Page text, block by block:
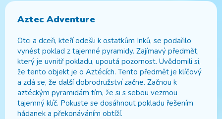
Aztec Adventure
Otci a dceři, kteří odešli k ostatkům Inků, se podařilo
vynést poklad z tajemné pyramidy. Zajímavý předmět,
který je uvnitř pokladu, upoutá pozornost. Uvědomili si,
že tento objekt je o Aztécích. Tento předmět je klíčový
a zdá se, že další dobrodružství začne. Začnou k
aztéckým pyramidám tím, že si s sebou vezmou
tajemný klíč. Pokuste se dosáhnout pokladu řešením
hádanek a překonáváním obtíží.